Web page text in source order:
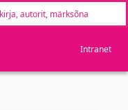
Intranet